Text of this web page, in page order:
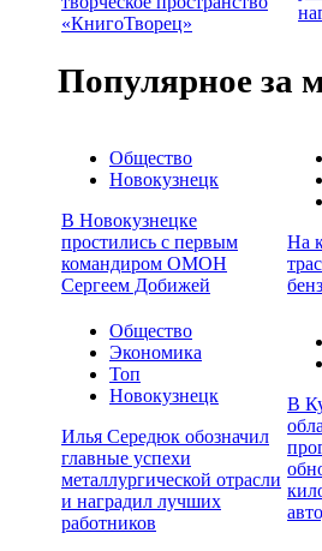
«КнигоТворец»
Популярное за
Общество
Новокузнецк
В Новокузнецке
простились с первым
командиром ОМОН
Сергеем Добижей
На
Общество
Экономика
Топ
Новокузнецк
Илья Середюк обозначил
главные успехи
металлургической отрасли
и наградил лучших
работников
В